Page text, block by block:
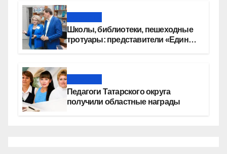
Школы, библиотеки, пешеходные
тротуары: представители «Единой
Педагоги Татарского округа
получили областные награды